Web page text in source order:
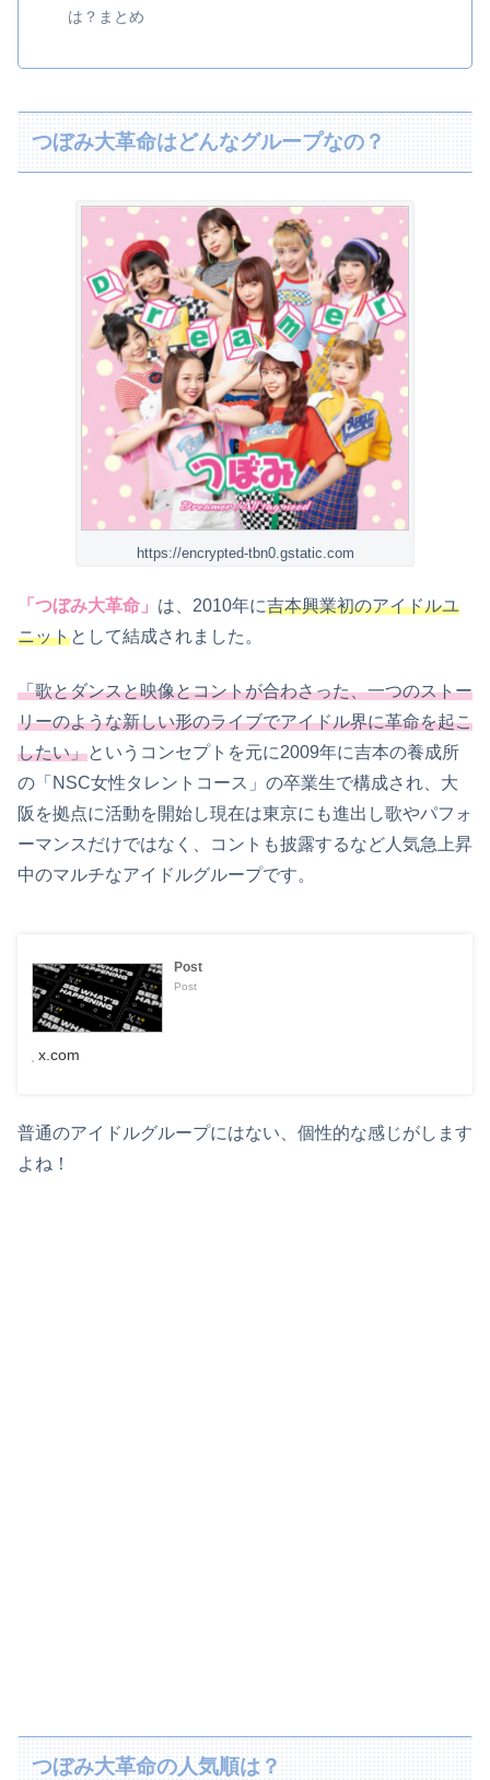
は？まとめ
つぼみ大革命はどんなグループなの？
https://encrypted-tbn0.gstatic.com
「つぼみ大革命」 は、2010年に吉本興業初のアイドルユ
ニットとして結成されました。
「歌とダンスと映像とコントが合わさった、一つのストー
リーのような新しい形のライブでアイドル界に革命を起こ
したい」というコンセプトを元に2009年に吉本の養成所
の「NSC女性タレントコース」の卒業生で構成され、大
阪を拠点に活動を開始し現在は東京にも進出し歌やパフォ
ーマンスだけではなく、コントも披露するなど人気急上昇
中のマルチなアイドルグループです。
Post
Post
x.com
普通のアイドルグループにはない、個性的な感じがします
よね！
つぼみ大革命の人気順は？